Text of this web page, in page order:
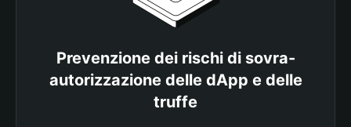
Prevenzione dei rischi di sovra-
autorizzazione delle dApp e delle
truffe